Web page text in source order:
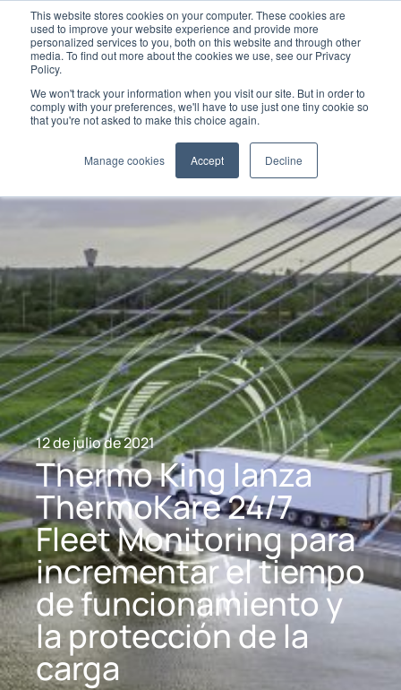
This website stores cookies on your computer. These cookies are
used to improve your website experience and provide more
personalized services to you, both on this website and through other
media. To find out more about the cookies we use, see our Privacy
Policy.
We won't track your information when you visit our site. But in order to
comply with your preferences, we'll have to use just one tiny cookie so
that you're not asked to make this choice again.
Manage cookies Accept Decline
12 de julio de 2021
Thermo King lanza
ThermoKare 24/7
Fleet Monitoring para
incrementar el tiempo
de funcionamiento y
la protección de la
carga